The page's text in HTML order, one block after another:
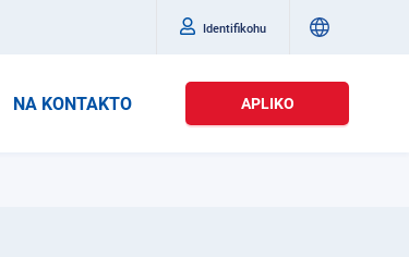
Identifikohu
NA KONTAKTO APLIKO